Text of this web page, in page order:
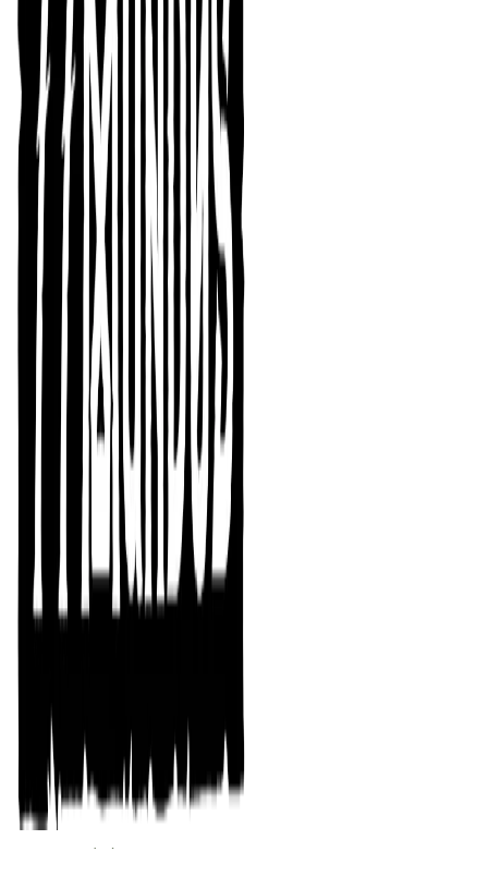
Nuestro primer año, un
suspiro
Aunque no fue hasta agosto del año pasado que lo
anunciamos, la verdad es que desde el 1 de julio el
cambio en la dirección de77MUNDOS
(bueno, quedaban cuestiones de contratos y cabos que
atar, pero ya habíamos lanzado la moneda al aire). Así
pues, arrancaba esta nueva etapa de la editorial con
Amanda, Ignacio y Sergio al frente. Sin duda, un montón
de ilusiones, sueños y aspiraciones, con una idea
central: la de tratar de seguir aportando un granito de
arena al mundo del rol y hacerlo con la misma seriedad
que caracterizó siempre a
esas, llegó el editor en la sombra, Gaizka, que se uniría
al equipo para aportar también su sello personal. Si
bien, en estos momentos se encuentra de excedencia,
confiamos en que tan pronto como pueda se vuelva a
unir al equipo.